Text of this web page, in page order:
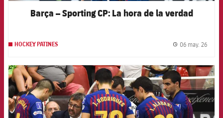
Barça – Sporting CP: La hora de la verdad
HOCKEY PATINES 06 may. 26
FCB Barcelona badge